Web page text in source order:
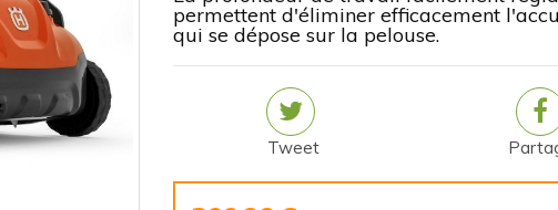
permettent d'éliminer efficacement
qui se dépose sur la pelouse.
Tweet